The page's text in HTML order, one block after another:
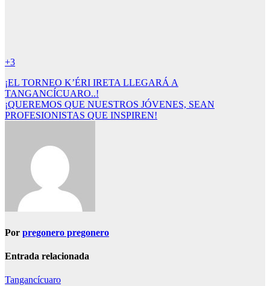
+3
Navegación
de
entradas
¡EL TORNEO K’ÉRI IRETA LLEGARÁ A
TANGANCÍCUARO..!
¡QUEREMOS QUE NUESTROS JÓVENES, SEAN
PROFESIONISTAS QUE INSPIREN!
Por pregonero pregonero
Entrada relacionada
Tangancícuaro